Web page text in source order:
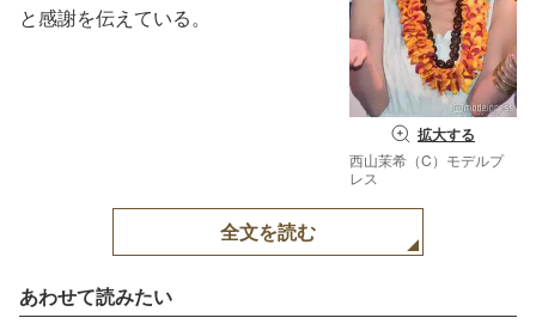
拡大する
西山茉希（C）モデルプ
レス
と感謝を伝えている。
全文を読む
あわせて読みたい